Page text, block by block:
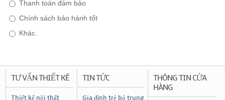
Thanh toán đảm bảo
Chính sách bảo hành tốt
Khác.
TƯ VẤN THIẾT KÊ
Thiết kế nội thất
TIN TỨC
Gia đình trẻ bỏ trung
THÔNG TIN CỬA
HÀNG